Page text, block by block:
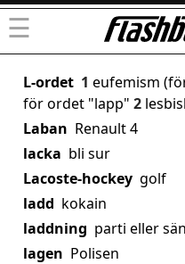
☰
L-ordet 1 eufemism
för ordet "lapp" 2
Laban Renault 4
lacka bli sur
Lacoste-hockey golf
ladd kokain
laddning parti eller
lagen Polisen